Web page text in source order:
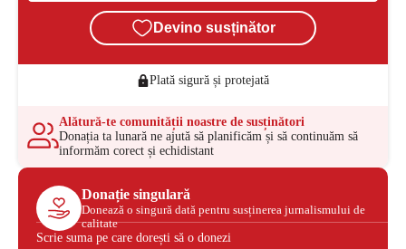
Devino susținător
Plată sigură și protejată
Alătură-te comunității noastre de susținători
Donația ta lunară ne ajută să planificăm și să continuăm să
informăm corect și echidistant
Donație singulară
Donează o singură dată pentru susținerea jurnalismului de
calitate
Scrie suma pe care dorești să o donezi